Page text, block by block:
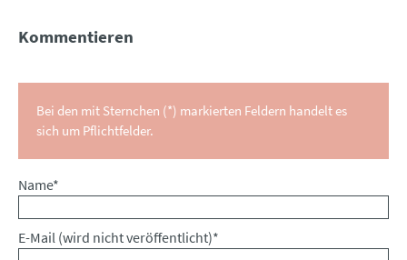
Kommentieren
Bei den mit Sternchen (*) markierten Feldern handelt es
sich um Pflichtfelder.
Pflichtfeld
Name*
Pflichtfeld
E-Mail (wird nicht veröffentlicht)*